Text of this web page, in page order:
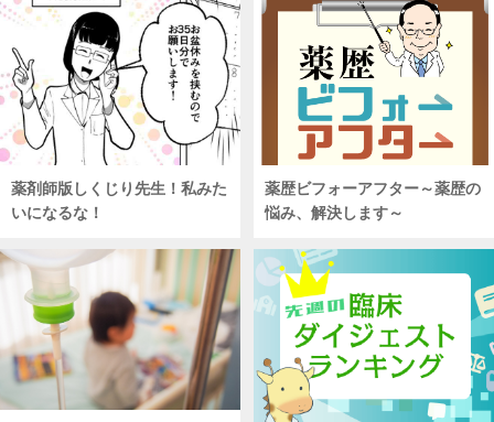
薬剤師版しくじり先生！私みた
いになるな！
薬歴ビフォーアフター～薬歴の
悩み、解決します～